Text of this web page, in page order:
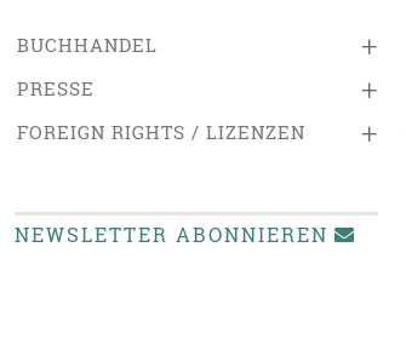
+
BUCHHANDEL
+
PRESSE
+
FOREIGN RIGHTS / LIZENZEN
NEWSLETTER ABONNIEREN